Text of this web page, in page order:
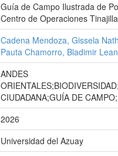
Guía de Campo Ilustrada de
Centro de Operaciones
Cadena Mendoza, Gissela
Pauta Chamorro, Bladimir
ANDES
CIUDADANA;GUÍA DE
2026
Universidad del Azuay